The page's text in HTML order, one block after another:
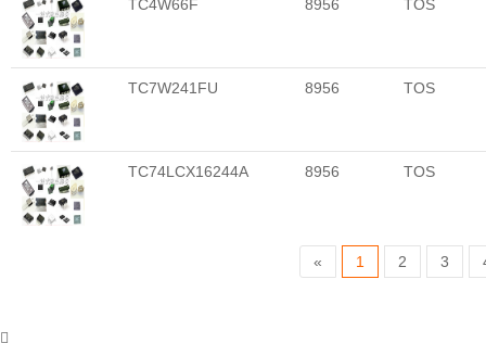
TC4W66F 8956 TOS
TC7W241FU 8956 TOS
TC74LCX16244A 8956 TOS
« 1 2 3